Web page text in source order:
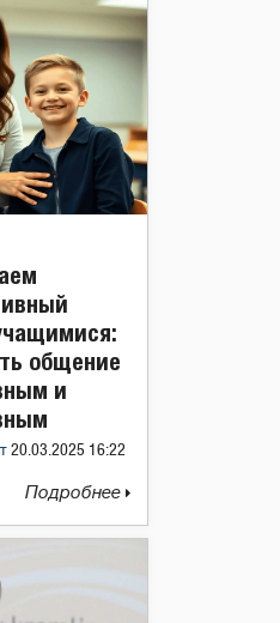
общение
и
20.03.2025 16:22
Подробнее